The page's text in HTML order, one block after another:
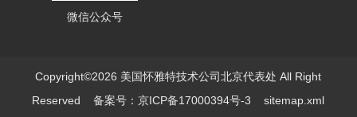
微信公众号
Copyright©2026 美国怀雅特技术公司北京代表处 All Right
Reserved备案号：京ICP备17000394号-3 sitemap.xml